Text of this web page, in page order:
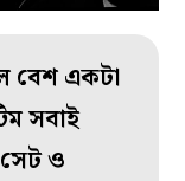
বেশ একটা
সবাই
ও